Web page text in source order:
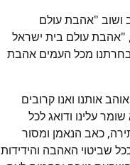
ושוב "אהבת עולם
עולם בית ישראל
מכל העמים אהבת
אותנו ואנו קרובים
עלינו ודואג לכל
כאב הנאמן ומסור
שביטוי האהבה והידידות